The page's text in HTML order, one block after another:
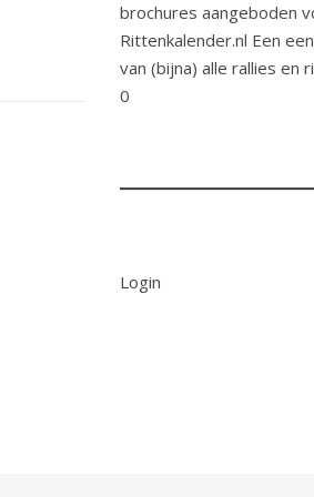
brochures aangeboden
Rittenkalender.nl Een
van (bijna) alle rallies en
0
Login